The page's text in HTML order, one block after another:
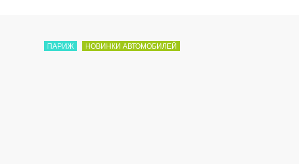
ПАРИЖ НОВИНКИ АВТОМОБИЛЕЙ